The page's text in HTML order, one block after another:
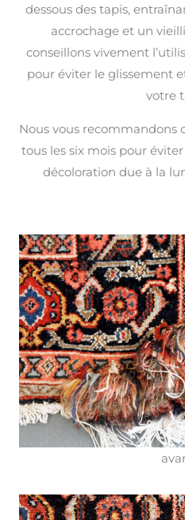
dessous des tapis,
accrochage et un
conseillons vivement
pour éviter le glissement
votre
Nous vous recommandons
tous les six mois pour
décoloration due à la